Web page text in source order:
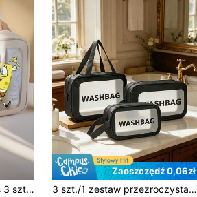
SpongeBob SquarePants 3 szt. wodoodporne wzorzyste torby podróżne na przybory toaletowe, przenośna torba do makijażu o dużej pojemności z motywem kreskówkowym, odpowiednia do przechowywania kosmetyków i niezbędnych rzeczy podróżnych – może służyć jako torba podróżna, kosmetyczka, organizer na wakacje, pojemnik do przechowywania kosmetyków o dużej pojemności, idealna do przechowywania pomadek, pędzli do makijażu, produktów do pielęgnacji skóry, telefonu, i drobnych przedmiotów, idealna do domu, na prezent, na wakacje i święta (Halloween, Boże Narodzenie)
Zaoszczędź 0,06zł
3 szt./1 zestaw przezroczysta kosmetyczka z PVC, wodoodporna matowa kosmetyczka z PVC z uchwytem, minimalistyczna czarna dekoracyjna kosmetyczka, damska podróżna kosmetyczka, przenośna wodoodporna torba do przechowywania produktów do pielęgnacji skóry, szczelna i trwała kosmetyczka odpowiednia do produktów do pielęgnacji skóry, przyborów toaletowych i akcesoriów do makijażu, idealna na siłownię, podróże, camping i do codziennego przechowywania